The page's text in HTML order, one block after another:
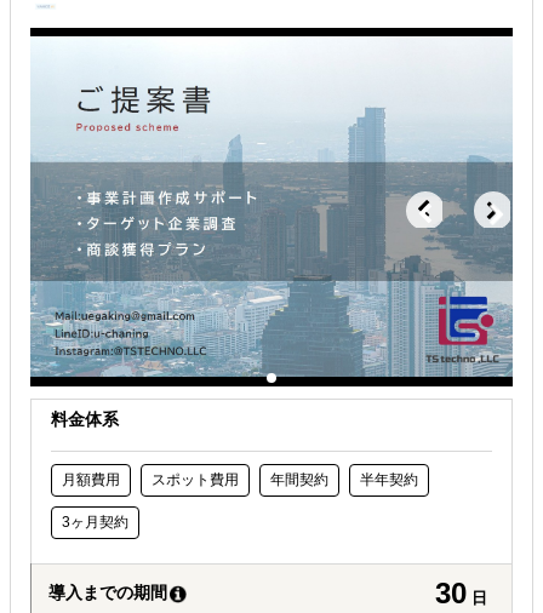
解決できる課題
自社商材に最適な販売方法を知りたい
自社商材の現地でのニーズを知りたい
店舗出店のサポートをして欲しい
料金体系
月額費用 スポット費用 年間契約 半年契約
3ヶ月契約
導入までの期間 30 日